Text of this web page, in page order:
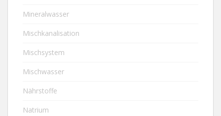
Mineralwasser
Mischkanalisation
Mischsystem
Mischwasser
Nährstoffe
Natrium